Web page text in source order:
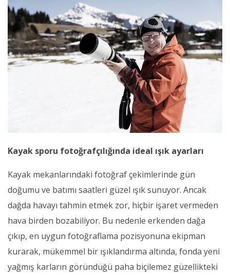
Kayak sporu fotoğrafçılığında ideal ışık ayarları
Kayak mekanlarındaki fotoğraf çekimlerinde gün
doğumu ve batımı saatleri güzel ışık sunuyor. Ancak
dağda havayı tahmin etmek zor, hiçbir işaret vermeden
hava birden bozabiliyor. Bu nedenle erkenden dağa
çıkıp, en uygun fotoğraflama pozisyonuna ekipman
kurarak, mükemmel bir ışıklandırma altında, fonda yeni
yağmış karların göründüğü paha biçilemez güzellikteki